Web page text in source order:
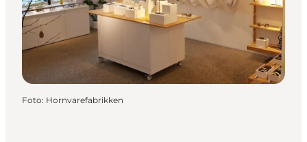
Tickets kaufen
Plane deine Reise
Foto: Hornvarefabrikken